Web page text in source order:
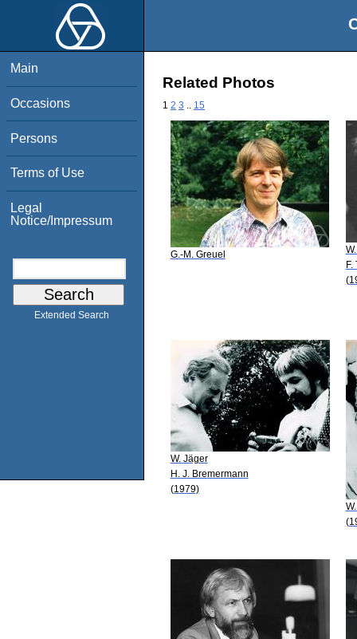
Main
Occasions
Persons
Terms of Use
Legal
Notice/Impressum
Extended Search
Related Photos
1 2 3 15
G.-M. Greuel
F.
W. Jäger
H. J. Bremermann
(1979)